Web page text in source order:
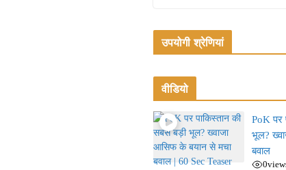
उपयोगी श्रेणियां
वीडियो
PoK पर
भूल?
बवाल
0